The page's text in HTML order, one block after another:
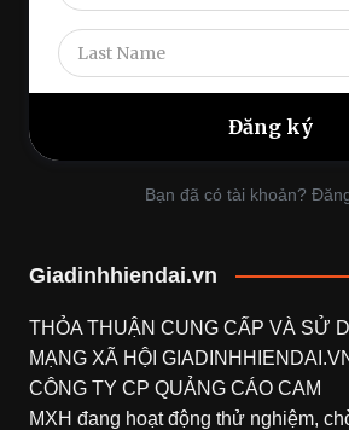
Bạn đã có tài khoản?
Giadinhhiendai.vn
THỎA THUẬN CUNG CẤP VÀ SỬ
MẠNG XÃ HỘI
CÔNG TY CP QUẢNG CÁO CAM
MXH đang hoạt động thử nghiệm,